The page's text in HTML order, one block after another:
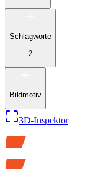
Schlagworte
2
Bildmotiv
3D-Inspektor